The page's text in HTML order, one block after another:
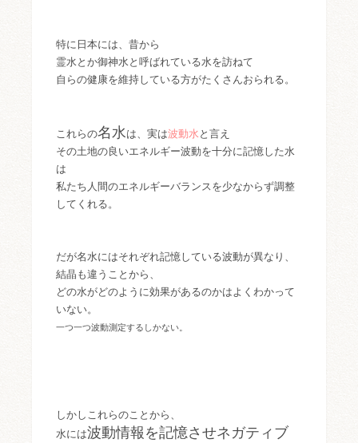
特に日本には、昔から
霊水とか御神水と呼ばれている水を訪ねて
自らの健康を維持している方がたくさんおられる。
これらの名水は、実は波動水 と言え
その土地の良いエネルギー波動を十分に記憶した水
は
私たち人間のエネルギーバランスを少なからず調整
してくれる。
だが名水にはそれぞれ記憶している波動が異なり、
結晶も違うことから、
どの水がどのように効果があるのかはよくわかって
いない。
一つ一つ波動測定するしかない。
しかしこれらのことから、
水には波動情報を記憶させネガティブ